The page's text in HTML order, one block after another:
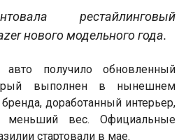
рестайлинговый
нового модельного года.
получило обновленный
выполнен в нынешнем
доработанный интерьер,
меньший вес. Официальные
стартовали в мае.